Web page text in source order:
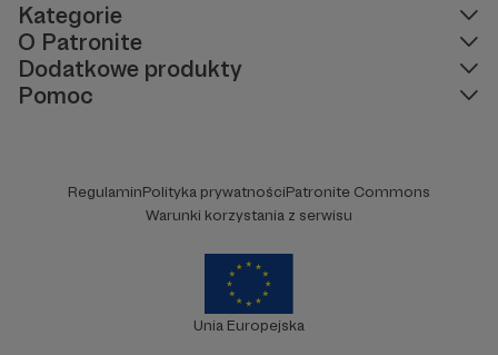
Kategorie
O Patronite
Dodatkowe produkty
Pomoc
RegulaminPolityka prywatnościPatronite Commons
Warunki korzystania z serwisu
Unia Europejska